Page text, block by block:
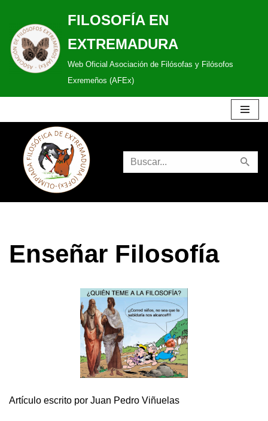
Saltar
al
contenido
FILOSOFÍA EN
EXTREMADURA
Web Oficial Asociación de Filósofas y Filósofos
Exremeños (AFEx)
Enseñar Filosofía
Artículo escrito por Juan Pedro Viñuelas